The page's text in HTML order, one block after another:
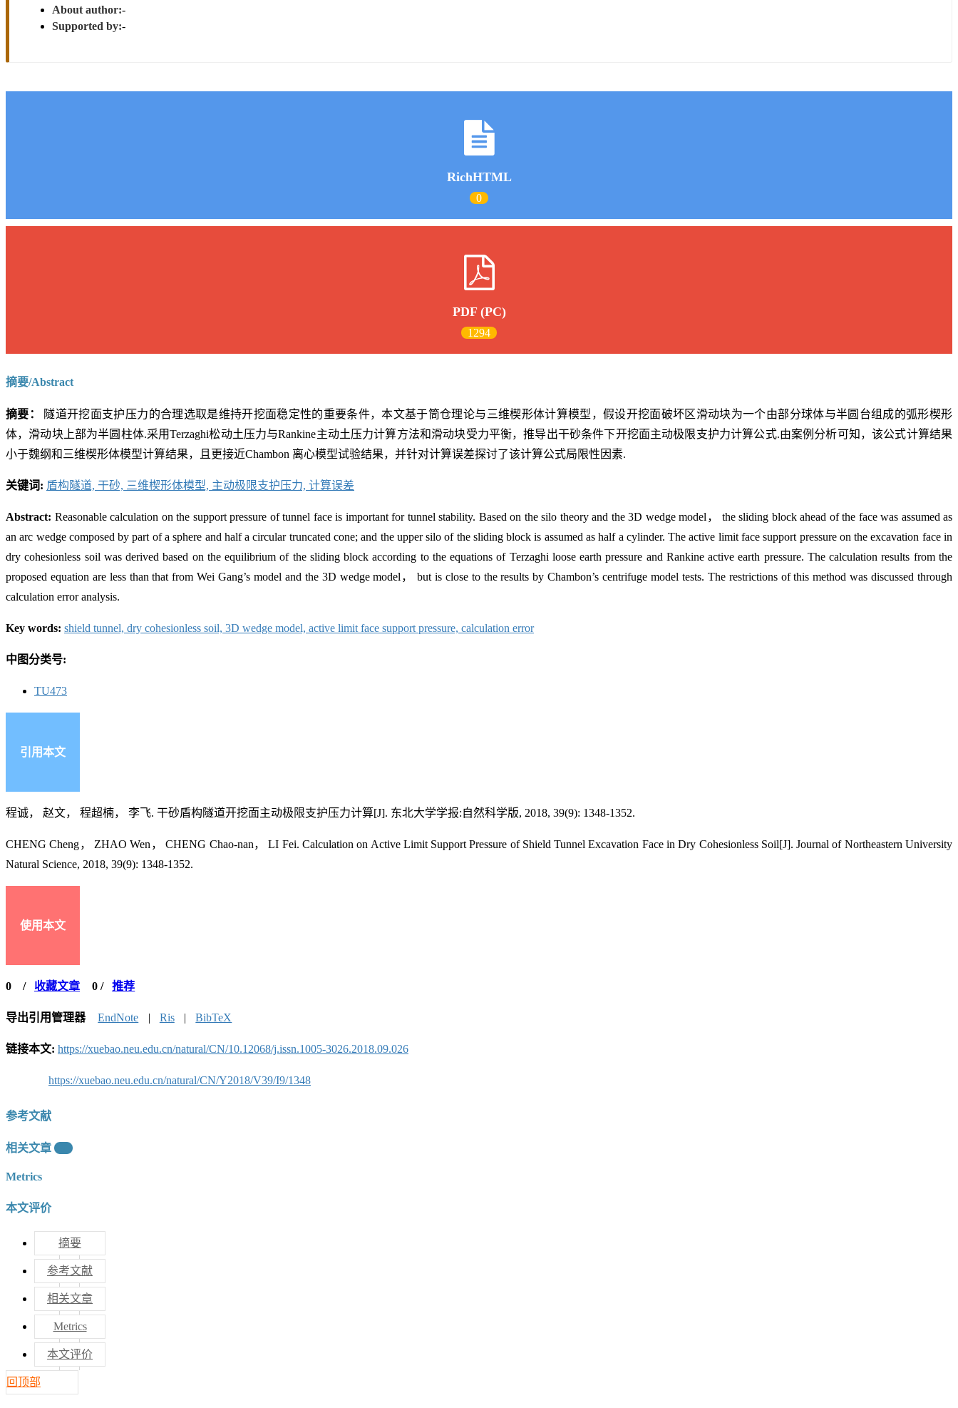
About author:-
Supported by:-
RichHTML
0
PDF (PC)
1294
摘要/Abstract
摘要： 隧道开挖面支护压力的合理选取是维持开挖面稳定性的重要条件，本文基于筒仓理论与三维楔形体计算模型，假设开挖面破坏区滑动块为一个由部分球体与半圆台组成的弧形楔形
体，滑动块上部为半圆柱体.采用Terzaghi松动土压力与Rankine主动土压力计算方法和滑动块受力平衡，推导出干砂条件下开挖面主动极限支护力计算公式.由案例分析可知，该公式计算结果
小于魏纲和三维楔形体模型计算结果，且更接近Chambon 离心模型试验结果，并针对计算误差探讨了该计算公式局限性因素.
关键词: 盾构隧道, 干砂, 三维楔形体模型, 主动极限支护压力, 计算误差
Abstract: Reasonable calculation on the support pressure of tunnel face is important for tunnel stability. Based on the silo theory and the 3D wedge model， the sliding block ahead of the face was assumed as
an arc wedge composed by part of a sphere and half a circular truncated cone; and the upper silo of the sliding block is assumed as half a cylinder. The active limit face support pressure on the excavation face in
dry cohesionless soil was derived based on the equilibrium of the sliding block according to the equations of Terzaghi loose earth pressure and Rankine active earth pressure. The calculation results from the
proposed equation are less than that from Wei Gang’s model and the 3D wedge model， but is close to the results by Chambon’s centrifuge model tests. The restrictions of this method was discussed through
calculation error analysis.
Key words: shield tunnel, dry cohesionless soil, 3D wedge model, active limit face support pressure, calculation error
中图分类号:
TU473
引用本文
程诚， 赵文， 程超楠， 李飞. 干砂盾构隧道开挖面主动极限支护压力计算[J]. 东北大学学报:自然科学版, 2018, 39(9): 1348-1352.
CHENG Cheng， ZHAO Wen， CHENG Chao-nan， LI Fei. Calculation on Active Limit Support Pressure of Shield Tunnel Excavation Face in Dry Cohesionless Soil[J]. Journal of Northeastern University
Natural Science, 2018, 39(9): 1348-1352.
使用本文
0 / 收藏文章 0 /推荐
导出引用管理器 EndNote | Ris | BibTeX
链接本文: https://xuebao.neu.edu.cn/natural/CN/10.12068/j.issn.1005-3026.2018.09.026
https://xuebao.neu.edu.cn/natural/CN/Y2018/V39/I9/1348
参考文献
相关文章
Metrics
本文评价
摘要
参考文献
相关文章
Metrics
本文评价
回顶部